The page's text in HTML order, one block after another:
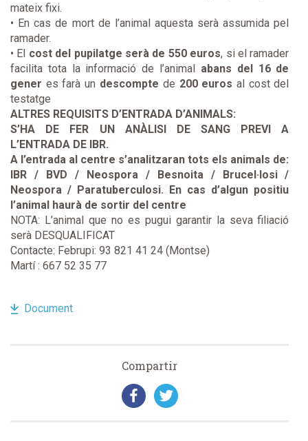
mateix fixi.
• En cas de mort de l’animal aquesta serà assumida pel
ramader.
• El cost del pupilatge serà de 550 euros, si el ramader
facilita tota la informació de l’animal abans del 16 de
gener es farà un descompte de 200 euros al cost del
testatge
ALTRES REQUISITS D’ENTRADA D’ANIMALS:
S’HA DE FER UN ANÀLISI DE SANG PREVI A
L’ENTRADA DE IBR.
A l’entrada al centre s’analitzaran tots els animals de:
IBR / BVD / Neospora / Besnoita / Brucel·losi /
Neospora / Paratuberculosi. En cas d’algun positiu
l’animal haurà de sortir del centre
NOTA: L’animal que no es pugui garantir la seva filiació
serà DESQUALIFICAT
Contacte: Februpi: 93 821 41 24 (Montse)
Martí : 667 52 35 77
Document
Compartir